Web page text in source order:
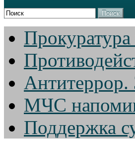
Поиск
МЧС
Поддержка